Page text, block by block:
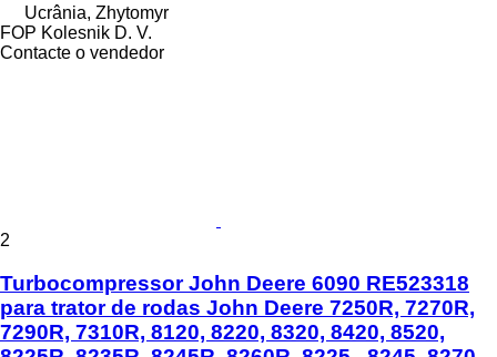
Ucrânia, Zhytomyr
FOP Kolesnik D. V.
Contacte o vendedor
2
Turbocompressor John Deere 6090 RE523318
para trator de rodas John Deere 7250R, 7270R,
7290R, 7310R, 8120, 8220, 8320, 8420, 8520,